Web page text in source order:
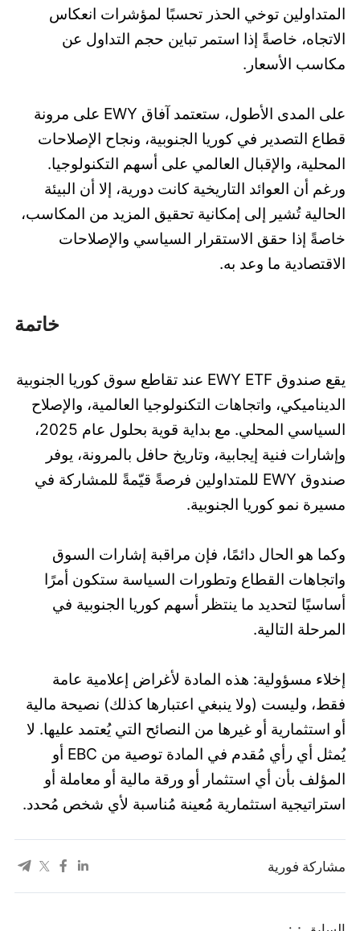
المتداولين توخي الحذر تحسبًا لمؤشرات انعكاس
الاتجاه، خاصةً إذا استمر تباين حجم التداول عن
مكاسب الأسعار.
على المدى الأطول، ستعتمد آفاق EWY على مرونة
قطاع التصدير في كوريا الجنوبية، ونجاح الإصلاحات
المحلية، والإقبال العالمي على أسهم التكنولوجيا.
ورغم أن العوائد التاريخية كانت دورية، إلا أن البيئة
الحالية تُشير إلى إمكانية تحقيق المزيد من المكاسب،
خاصةً إذا حقق الاستقرار السياسي والإصلاحات
الاقتصادية ما وعد به.
خاتمة
يقع صندوق EWY ETF عند تقاطع سوق كوريا الجنوبية
الديناميكي، واتجاهات التكنولوجيا العالمية، والإصلاح
السياسي المحلي. مع بداية قوية بحلول عام 2025،
وإشارات فنية إيجابية، وتاريخ حافل بالمرونة، يوفر
صندوق EWY للمتداولين فرصةً قيّمةً للمشاركة في
مسيرة نمو كوريا الجنوبية.
وكما هو الحال دائمًا، فإن مراقبة إشارات السوق
واتجاهات القطاع وتطورات السياسة ستكون أمرًا
أساسيًا لتحديد ما ينتظر أسهم كوريا الجنوبية في
المرحلة التالية.
إخلاء مسؤولية: هذه المادة لأغراض إعلامية عامة
فقط، وليست (ولا ينبغي اعتبارها كذلك) نصيحة مالية
أو استثمارية أو غيرها من النصائح التي يُعتمد عليها. لا
يُمثل أي رأي مُقدم في المادة توصية من EBC أو
المؤلف بأن أي استثمار أو ورقة مالية أو معاملة أو
استراتيجية استثمارية مُعينة مُناسبة لأي شخص مُحدد.
مشاركة فورية